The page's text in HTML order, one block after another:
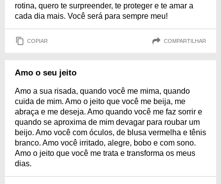
rotina, quero te surpreender, te proteger e te amar a
cada dia mais. Você será para sempre meu!
COPIAR COMPARTILHAR
Amo o seu jeito
Amo a sua risada, quando você me mima, quando
cuida de mim. Amo o jeito que você me beija, me
abraça e me deseja. Amo quando você me faz sorrir e
quando se aproxima de mim devagar para roubar um
beijo. Amo você com óculos, de blusa vermelha e tênis
branco. Amo você irritado, alegre, bobo e com sono.
Amo o jeito que você me trata e transforma os meus
dias.